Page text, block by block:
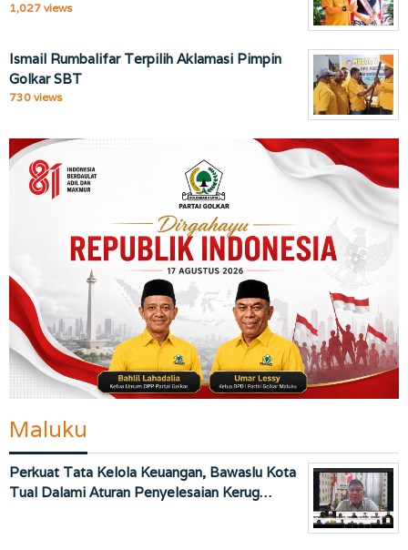
1,027 views
Ismail Rumbalifar Terpilih Aklamasi Pimpin
Golkar SBT
730 views
Maluku
Perkuat Tata Kelola Keuangan, Bawaslu Kota
Tual Dalami Aturan Penyelesaian Kerug…